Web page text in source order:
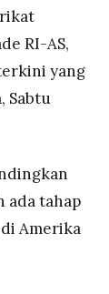
RI-AS,
yang
Sabtu
ada tahap
Amerika